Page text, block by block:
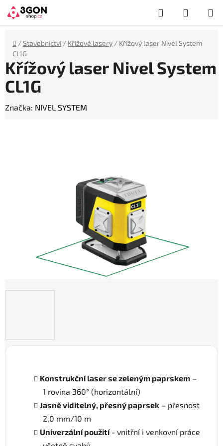
Přejít
na
obsah
Hledat
KOŠÍK
Domů
/Stavebnictví / Křížové lasery / Křížový laser Nivel System
CL1G
Konstrukční laser se zeleným paprskem –
1 rovina 360° (horizontální)
Jasně viditelný, přesný paprsek – přesnost
2,0 mm/10 m
Univerzální použití - vnitřní i venkovní práce
Křížový laser Nivel System
CL1G
Značka: NIVEL SYSTEM